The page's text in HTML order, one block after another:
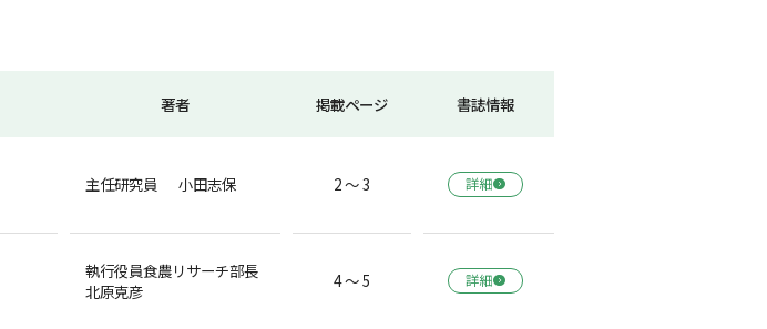
著者 掲載ページ 書誌情報
主任研究員 小田志保 2 ～ 3 詳細
執行役員食農リサーチ部長
北原克彦
4 ～ 5 詳細